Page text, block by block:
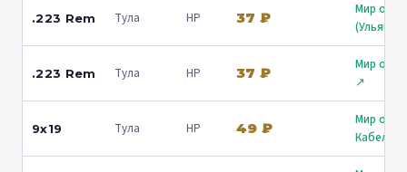
.223 Rem Тула HP 37 ₽
Мир
.223 Rem Тула HP 37 ₽
Мир
↗
9x19 Тула HP 49 ₽
Мир